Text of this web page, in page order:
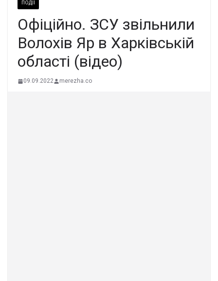
ПОДІЇ
Офіційно. ЗСУ звільнили
Волохів Яр в Харківській
області (відео)
09.09.2022 merezha.co